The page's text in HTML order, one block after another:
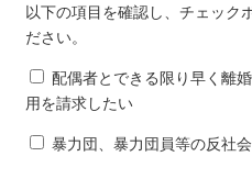
以下の項目を確認し、チェック
ださい。
配偶者とできる限り早く離
用を請求したい
暴力団、暴力団員等の反社